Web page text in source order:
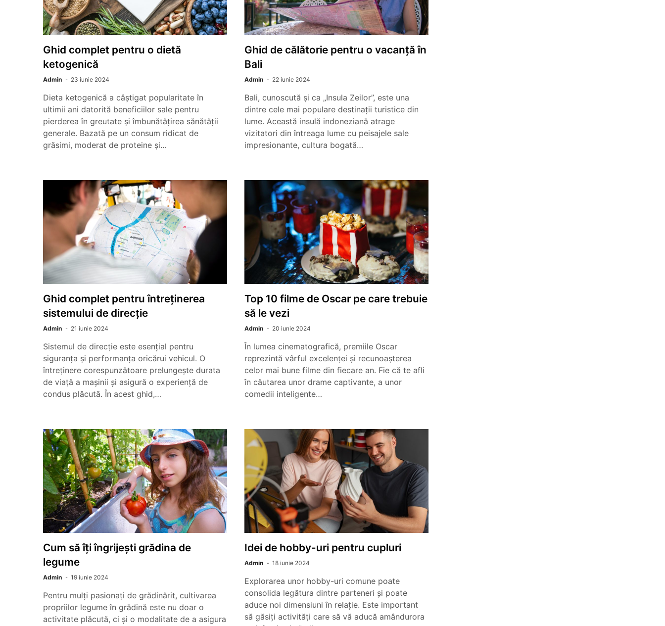
Ghid complet pentru o dietă
ketogenică
Admin 23 iunie 2024
Dieta ketogenică a câștigat popularitate în
ultimii ani datorită beneficiilor sale pentru
pierderea în greutate și îmbunătățirea sănătății
generale. Bazată pe un consum ridicat de
grăsimi, moderat de proteine și…
Ghid de călătorie pentru o vacanță în
Bali
Admin 22 iunie 2024
Bali, cunoscută și ca „Insula Zeilor”, este una
dintre cele mai populare destinații turistice din
lume. Această insulă indoneziană atrage
vizitatori din întreaga lume cu peisajele sale
impresionante, cultura bogată…
Ghid complet pentru întreținerea
sistemului de direcție
Admin 21 iunie 2024
Sistemul de direcție este esențial pentru
siguranța și performanța oricărui vehicul. O
întreținere corespunzătoare prelungește durata
de viață a mașinii și asigură o experiență de
condus plăcută. În acest ghid,…
Top 10 filme de Oscar pe care trebuie
să le vezi
Admin 20 iunie 2024
În lumea cinematografică, premiile Oscar
reprezintă vârful excelenței și recunoașterea
celor mai bune filme din fiecare an. Fie că te afli
în căutarea unor drame captivante, a unor
comedii inteligente…
Cum să îți îngrijești grădina de
legume
Admin 19 iunie 2024
Pentru mulți pasionați de grădinărit, cultivarea
propriilor legume în grădină este nu doar o
activitate plăcută, ci și o modalitate de a asigura
Idei de hobby-uri pentru cupluri
Admin 18 iunie 2024
Explorarea unor hobby-uri comune poate
consolida legătura dintre parteneri și poate
aduce noi dimensiuni în relație. Este important
să găsiți activități care să vă aducă amândurora